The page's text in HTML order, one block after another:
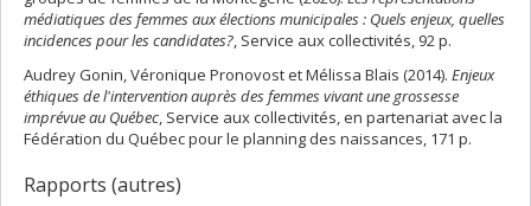
médiatiques des femmes aux élections municipales : Quels enjeux, quelles
incidences pour les candidates?, Service aux collectivités, 92 p.
Audrey Gonin, Véronique Pronovost et Mélissa Blais (2014). Enjeux
éthiques de l'intervention auprès des femmes vivant une grossesse
imprévue au Québec, Service aux collectivités, en partenariat avec la
Fédération du Québec pour le planning des naissances, 171 p.
Rapports (autres)